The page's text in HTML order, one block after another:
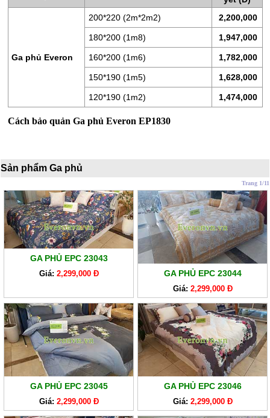
BÔNG
LÒ
GỐI
CAO
CẤP
ARTEMIS
SẢN
PHẨM
CHĂN
GA
EVERONLITE
SẢN
PHẨM
HÀNG
Ga phủ Everon
200*220 (2m*2m2) 2,200,000
180*200 (1m8) 1,947,000
160*200 (1m6) 1,782,000
150*190 (1m5) 1,628,000
120*190 (1m2) 1,474,000
Cách bảo quản Ga phủ Everon EP1830
Sản phẩm Ga phủ
Trang 1/11
GA PHỦ EPC 23043
Giá: 2,299,000 Đ GA PHỦ EPC 23044
Giá: 2,299,000 Đ
GA PHỦ EPC 23045
Giá: 2,299,000 Đ
GA PHỦ EPC 23046
Giá: 2,299,000 Đ